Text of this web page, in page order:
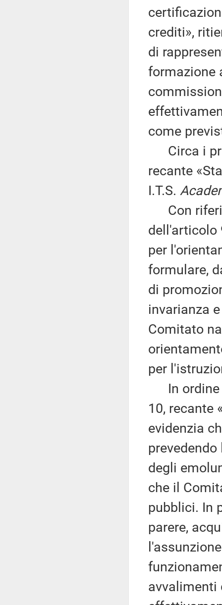
crediti»,
di
formazione
come
Circa i
recante
I.T.S.
Con
dell'articolo
per
formulare,
di
invarianza
Comitato
per
In ordine
10, recante
evidenzia
degli
che il
pubblici. In
parere,
avvalimenti